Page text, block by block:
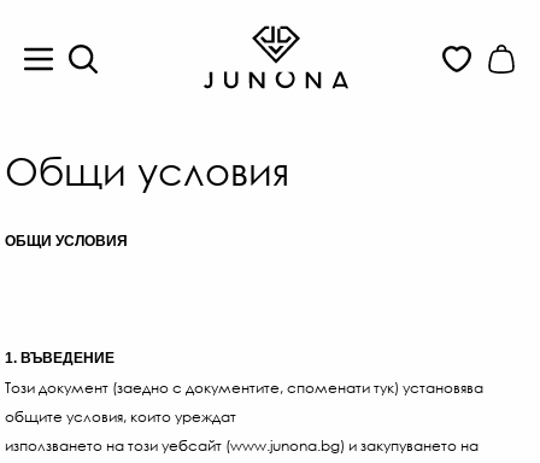
Общи условия
ОБЩИ УСЛОВИЯ
1. ВЪВЕДЕНИЕ
Този документ (заедно с документите, споменати тук) установява
общите условия, които уреждат
използването на този уебсайт (www.junona.bg) и закупуването на